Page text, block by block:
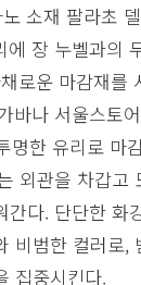
소재 팔라초
장 누벨과의
로운 마감재를
바나 서울스토
한 유리로 마
외관을 차갑
다. 단단한 화
비범한 컬러로,
집중시킨다.